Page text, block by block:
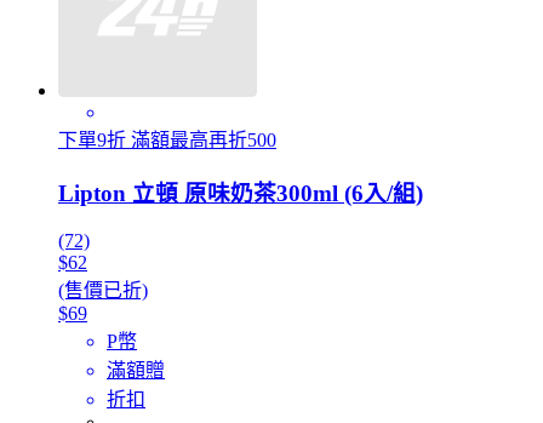
下單9折 滿額最高再折500
Lipton 立頓 原味奶茶300ml (6入/組)
(72)
$62
(售價已折)
$69
P幣
滿額贈
折扣